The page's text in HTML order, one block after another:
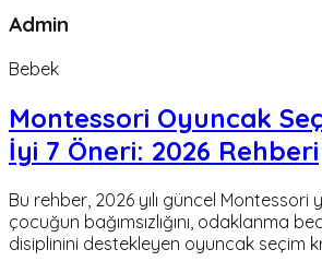
Admin
Bebek
Montessori Oyuncak
İyi 7 Öneri: 2026 Rehberi
Bu rehber, 2026 yılı güncel Montessori
çocuğun bağımsızlığını, odaklanma
disiplinini destekleyen oyuncak seçim